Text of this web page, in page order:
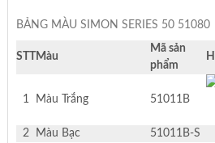
BẢNG MÀU SIMON SERIES 50 51080
STTMàu
Mã sản
phẩm
1 Màu Trắng 51011B
2 Màu Bạc 51011B-S